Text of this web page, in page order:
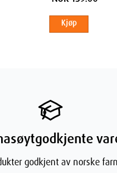
Kjøp
godkjent av norske